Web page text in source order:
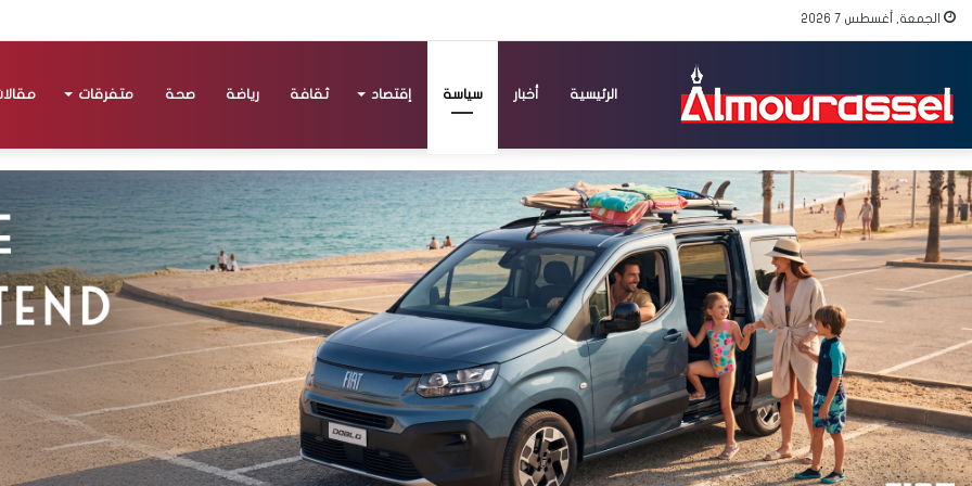
الجمعة, أغسطس 7 2026
الرئيسية أخبار سياسة إقتصاد ثقافة رياضة صحة متفرقات